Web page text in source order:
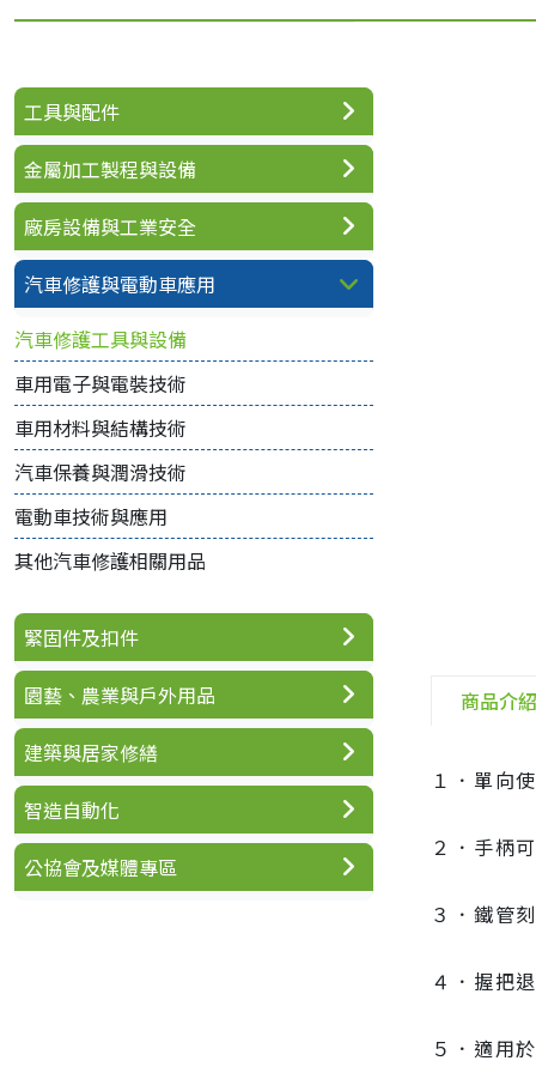
商品介紹
１．單向
２．手柄
３．鐵管
４．握把
５．適用
工具與配件
金屬加工製程與設備
廠房設備與工業安全
汽車修護與電動車應用
汽車修護工具與設備
車用電子與電裝技術
車用材料與結構技術
汽車保養與潤滑技術
電動車技術與應用
其他汽車修護相關用品
緊固件及扣件
園藝、農業與戶外用品
建築與居家修繕
智造自動化
公協會及媒體專區